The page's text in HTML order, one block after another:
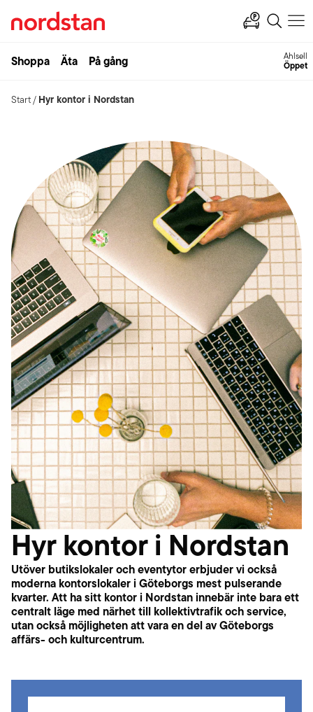
Shoppa Äta På gång Ahlsell
Öppet
Start/ Hyr kontor i Nordstan
Hyr kontor i Nordstan
Utöver butikslokaler och eventytor erbjuder vi också
moderna kontorslokaler i Göteborgs mest pulserande
kvarter. Att ha sitt kontor i Nordstan innebär inte bara ett
centralt läge med närhet till kollektivtrafik och service,
utan också möjligheten att vara en del av Göteborgs
affärs- och kulturcentrum.